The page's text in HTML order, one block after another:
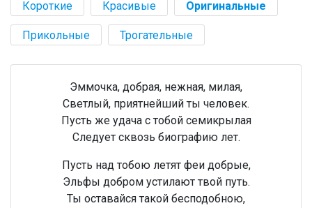
Короткие Красивые Оригинальные
Прикольные Трогательные
Эммочка, добрая, нежная, милая,
Светлый, приятнейший ты человек.
Пусть же удача с тобой семикрылая
Следует сквозь биографию лет.
Пусть над тобою летят феи добрые,
Эльфы добром устилают твой путь.
Ты оставайся такой бесподобною,